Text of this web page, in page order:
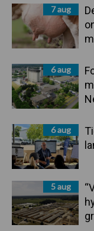
7 aug
6 aug
6 aug
5 aug